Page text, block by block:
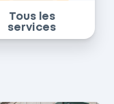
Tous les
services